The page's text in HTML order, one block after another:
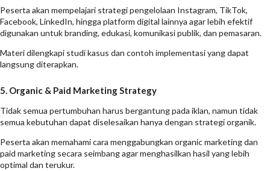
Peserta akan mempelajari strategi pengelolaan Instagram, TikTok,
Facebook, LinkedIn, hingga platform digital lainnya agar lebih efektif
digunakan untuk branding, edukasi, komunikasi publik, dan pemasaran.
Materi dilengkapi studi kasus dan contoh implementasi yang dapat
langsung diterapkan.
5. Organic & Paid Marketing Strategy
Tidak semua pertumbuhan harus bergantung pada iklan, namun tidak
semua kebutuhan dapat diselesaikan hanya dengan strategi organik.
Peserta akan memahami cara menggabungkan organic marketing dan
paid marketing secara seimbang agar menghasilkan hasil yang lebih
optimal dan terukur.